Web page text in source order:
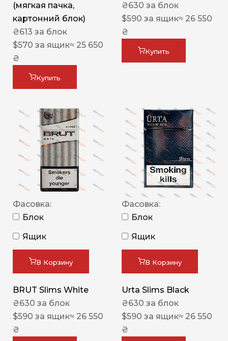
(мягкая пачка,
картонний блок)
₴613 за блок
$570 за ящик≈ 25 650
₴
Купить
₴630 за блок
$590 за ящик≈ 26 550
₴
Купить
Фасовка:
Блок
Ящик
В Корзину
BRUT Slims White
₴630 за блок
$590 за ящик≈ 26 550
₴
Фасовка:
Блок
Ящик
В Корзину
Urta Slims Black
₴630 за блок
$590 за ящик≈ 26 550
₴